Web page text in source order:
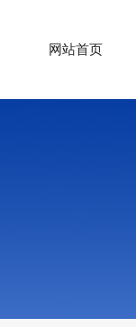
网站首页